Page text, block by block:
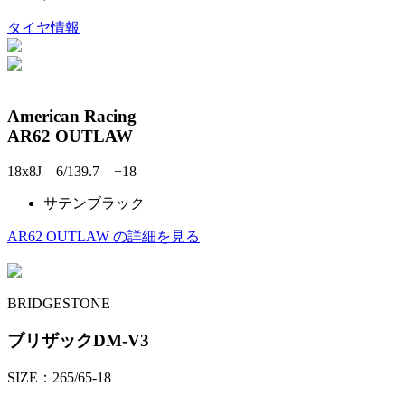
タイヤ情報
American Racing
AR62 OUTLAW
18x8J 6/139.7 +18
サテンブラック
AR62 OUTLAW の詳細を見る
BRIDGESTONE
ブリザックDM-V3
SIZE：265/65-18